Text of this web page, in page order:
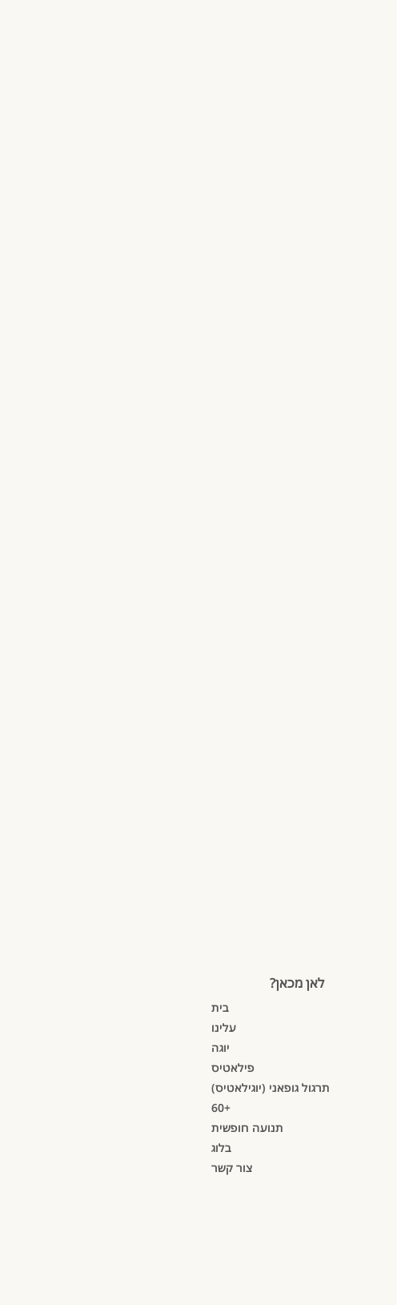
לאן מכאן?
בית
עלינו
יוגה
פילאטיס
תרגול גופאני (יוגילאטיס)
60+
תנועה חופשית
בלוג
צור קשר